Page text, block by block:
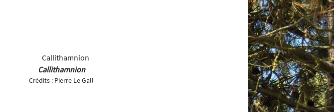
Le Conseil d’Administration
Nos partenaires
Vidéos naturalistes de Ré Nature
Callithamnion
Crédits : Pierre Le Gall